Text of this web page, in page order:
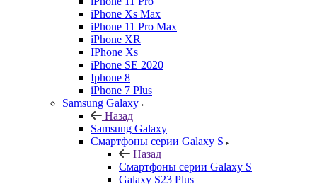
iPhone Xs Max
iPhone 11 Pro Max
iPhone XR
IPhone Xs
iPhone SE 2020
Iphone 8
iPhone 7 Plus
Samsung Galaxy
Назад
Samsung Galaxy
Смартфоны серии Galaxy S
Назад
Смартфоны серии Galaxy S
Galaxy S23 Plus